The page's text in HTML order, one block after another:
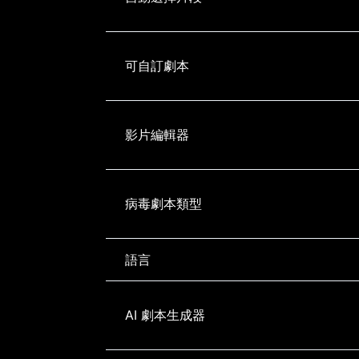
可自訂劇本
影片編輯器
病毒劇本類型
語言
AI 劇本生成器